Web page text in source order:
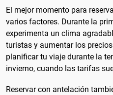
El mejor momento para
varios factores. Durante la
experimenta un clima
turistas y aumentar los
planificar tu viaje durante la
invierno, cuando las tarifas
Reservar con antelación